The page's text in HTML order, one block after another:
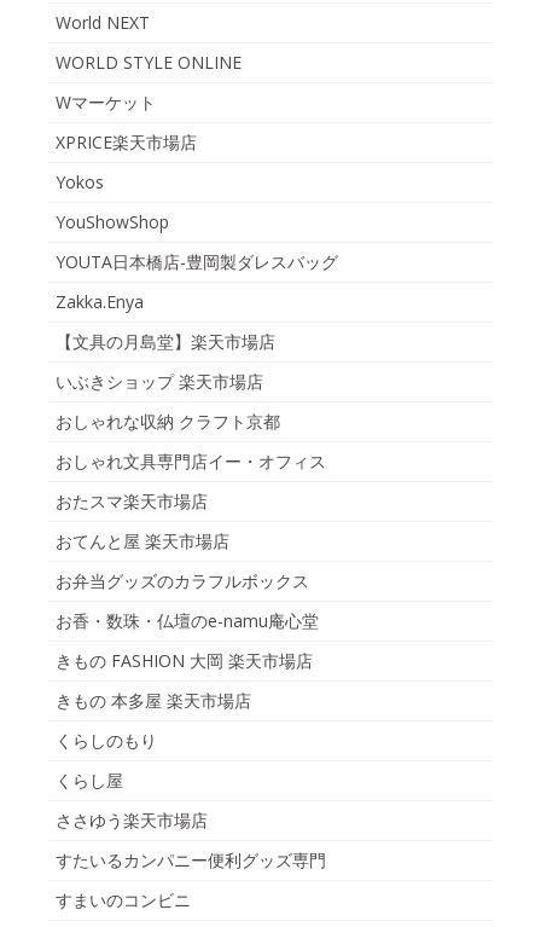
World NEXT
WORLD STYLE ONLINE
Wマーケット
XPRICE楽天市場店
Yokos
YouShowShop
YOUTA日本橋店-豊岡製ダレスバッグ
Zakka.Enya
【文具の月島堂】楽天市場店
いぶきショップ 楽天市場店
おしゃれな収納 クラフト京都
おしゃれ文具専門店イー・オフィス
おたスマ楽天市場店
おてんと屋 楽天市場店
お弁当グッズのカラフルボックス
お香・数珠・仏壇のe-namu庵心堂
きもの FASHION 大岡 楽天市場店
きもの 本多屋 楽天市場店
くらしのもり
くらし屋
ささゆう楽天市場店
すたいるカンパニー便利グッズ専門
すまいのコンビニ